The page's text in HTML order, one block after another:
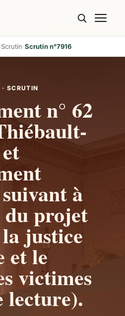
Scrutin Scrutin n°7916
SCRUTIN
n° 62
à
projet
justice
et le
victimes
lecture).